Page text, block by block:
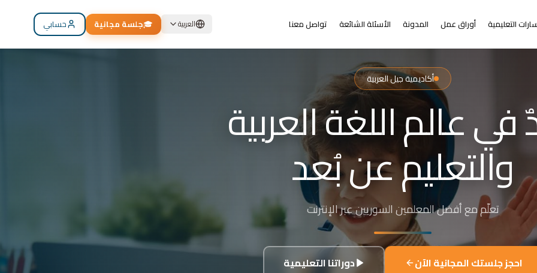
التعليمية أوراق عمل المدونة الأسئلة الشائعة تواصل معنا العربية 🎓جلسة مجانية حسابي
أكاديمية جيل العربية
التعلم عن بُعد
من البعد عن التعليم
+٢٠٠٠ طالب من ٣١+ دولة حول العالم
احجز جلستك المجانية الآن دوراتنا التعليمية